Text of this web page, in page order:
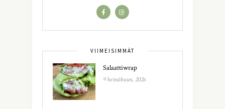
VIIMEISIMMÄT
Salaattiwrap
9 heinäkuun, 2026